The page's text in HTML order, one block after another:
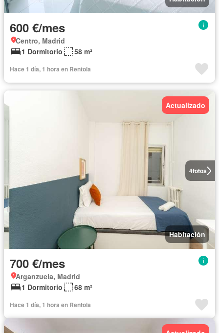
600 €/mes
Centro, Madrid
1 Dormitorio
58 m²
Hace 1 día, 1 hora en Rentola
4fotos
Actualizado
Habitación
700 €/mes
Arganzuela, Madrid
1 Dormitorio
68 m²
Hace 1 día, 1 hora en Rentola